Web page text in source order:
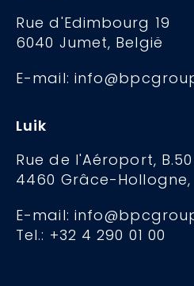
Rue d'Edimbourg 19
6040 Jumet, België
E-mail:
Luik
Rue de l'Aéroport, B.50
4460 Grâce-Hollogne,
E-mail:
Tel.: +32 4 290 01 00